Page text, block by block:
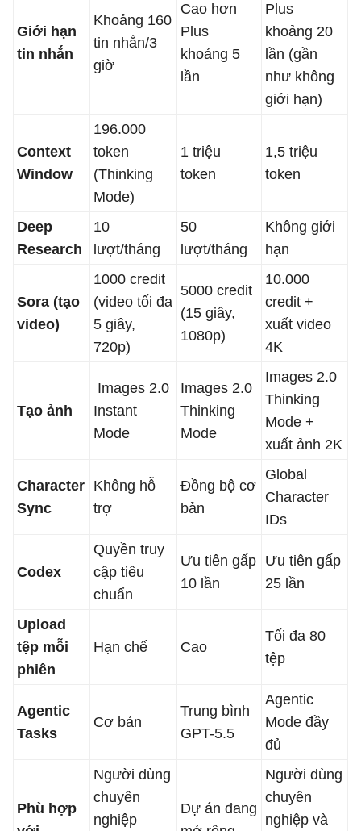
Giới hạn
tin nhắn
Khoảng 160
tin nhắn/3
giờ
Cao hơn
Plus
khoảng 5
lần
Plus
khoảng 20
lần (gần
như không
giới hạn)
Context
Window
196.000
token
(Thinking
Mode)
1 triệu
token
1,5 triệu
token
Deep
Research
10
lượt/tháng
50
lượt/tháng
Không giới
hạn
Sora (tạo
video)
1000 credit
(video tối đa
5 giây,
720p)
5000 credit
(15 giây,
1080p)
10.000
credit +
xuất video
4K
Tạo ảnh
Images 2.0
Instant
Mode
Images 2.0
Thinking
Mode
Images 2.0
Thinking
Mode +
xuất ảnh 2K
Character
Sync
Không hỗ
trợ
Đồng bộ cơ
bản
Global
Character
IDs
Codex
Quyền truy
cập tiêu
chuẩn
Ưu tiên gấp
10 lần
Ưu tiên gấp
25 lần
Upload
tệp mỗi
phiên
Hạn chế Cao
Tối đa 80
tệp
Agentic
Tasks
Cơ bản
Trung bình
GPT-5.5
Agentic
Mode đầy
đủ
Phù hợp
Người dùng
chuyên
nghiệp
Dự án đang
Người dùng
chuyên
nghiệp và